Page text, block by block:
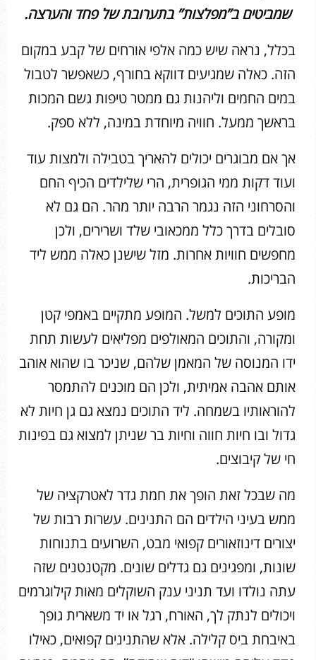
שמביטים ב”מפלצות” בתערובת של פחד והערצה.
בכלל, נראה שיש כמה אלפי אורחים של קבע במקום
הזה. כאלה שמגיעים דווקא בחורף, כשאפשר לטבול
במים החמים וליהנות גם ממטר טיפות גשם המכות
בראשך ממעל. חוויה מיוחדת במינה, ללא ספק.
אך אם מבוגרים יכולים להאריך בטבילה ולמצות עוד
ועוד דקות ממי הגופרית, הרי שלילדים הכיף החם
והסרחוני הזה נגמר הרבה יותר מהר. הם גם לא
סובלים בדרך כלל ממכאובי שלד ושרירים, ולכן
מחפשים חוויות אחרות. מזל שישנן כאלה ממש ליד
הבריכות.
מופע התוכים למשל. המופע מתקיים באמפי קטן
ומקורה, והתוכים המאולפים מפליאים לעשות תחת
ידו המנוסה של המאמן שלהם, שניכר בו שהוא אוהב
אותם אהבה אמיתית, ולכן הם מוכנים להתמסר
להוראותיו בשמחה. ליד התוכים נמצא גם גן חיות לא
גדול ובו חיות חווה וחיות בר שניתן למצוא גם בפינות
חי של קיבוצים.
מה שבכל זאת הופך את חמת גדר לאטרקציה של
ממש בעיני הילדים הם התנינים. עשרות רבות של
יצורים דינוזאורים קפואי מבט, השרועים בתנוחות
שונות, ומפגינים גם גדלים שונים. מקטנטנים שזה
עתה נולדו ועד תניני ענק השוקלים מאות קילוגרמים
ויכולים לנתק לך, האורח, רגל או יד משארית גופך
באיבחת ביס קלילה. אלא שהתנינים קפואים, כאילו